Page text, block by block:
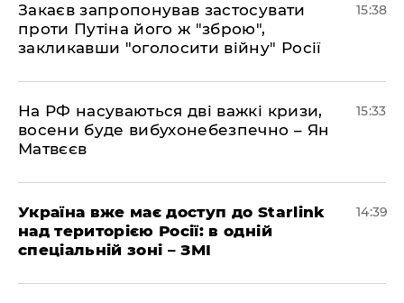
Закаєв запропонував застосувати
проти Путіна його ж "зброю",
закликавши "оголосити війну" Росії
15:38
На РФ насуваються дві важкі кризи,
восени буде вибухонебезпечно – Ян
Матвєєв
15:33
Україна вже має доступ до Starlink
над територією Росії: в одній
спеціальній зоні – ЗМІ
14:39